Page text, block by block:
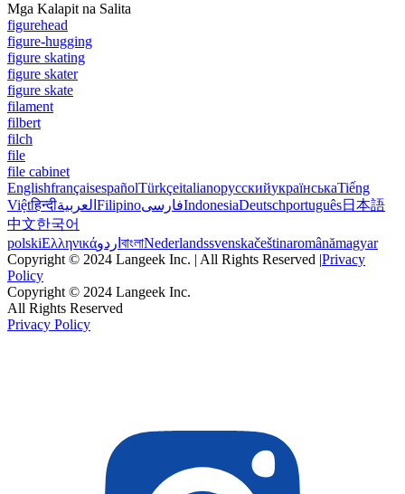
Mga Kalapit na Salita
figurehead
figure-hugging
figure skating
figure skater
figure skate
filament
filbert
filch
file
file cabinet
EnglishfrançaisespañolTürkçeitalianoрусскийукраїнськаTiếng
Việtहिन्दीالعربية FilipinoفارسیIndonesiaDeutschportuguês日本語
中文한국어
polskiΕλληνικάاردو বাংলাNederlandssvenskačeštinaromânămagyar
Copyright © 2024 Langeek Inc. | All Rights Reserved |Privacy
Policy
Copyright © 2024 Langeek Inc.
All Rights Reserved
Privacy Policy